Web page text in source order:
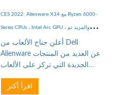
CES 2022: Alienware X14 مع Ryzen 6000-
Series CPUs ، Intel Arc GPU ، والمزيد تم
الإعلان عنه
أعلن جناح الألعاب من Dell
Alienware عن العديد من المنتجات
الجديدة التي تركز على الألعاب
جهاز كمبيوتر محمولًا جديدًا فائق
اقرأ أكثر